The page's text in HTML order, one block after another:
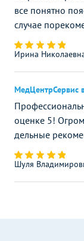
все понятно
случае
Ирина
МедЦентрСервис
оценке 5!
дельные
Шуля